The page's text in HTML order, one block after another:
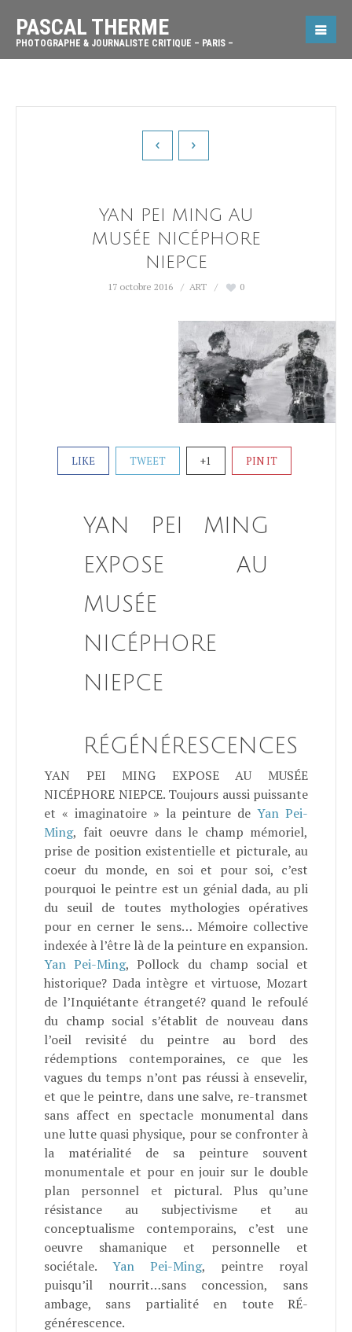
PASCAL THERME
PHOTOGRAPHE & JOURNALISTE CRITIQUE – PARIS –
YAN PEI MING AU
MUSÉE NICÉPHORE
NIEPCE
17 octobre 2016 ART 0
LIKE TWEET +1 PIN IT
YAN PEI MING
EXPOSE AU
MUSÉE
NICÉPHORE
NIEPCE
RÉGÉNÉRESCENCES
YAN PEI MING EXPOSE AU MUSÉE
NICÉPHORE NIEPCE. Toujours aussi puissante
et « imaginatoire » la peinture deYan Pei-
Ming, fait oeuvre dans le champ mémoriel,
prise de position existentielle et picturale, au
coeur du monde, en soi et pour soi, c’est
pourquoi le peintre est un génial dada, au pli
du seuil de toutes mythologies opératives
pour en cerner le sens… Mémoire collective
indexée à l’être là de la peinture en expansion.
Yan Pei-Ming, Pollock du champ social et
historique? Dada intègre et virtuose, Mozart
de l’Inquiétante étrangeté? quand le refoulé
du champ social s’établit de nouveau dans
l’oeil revisité du peintre au bord des
rédemptions contemporaines, ce que les
vagues du temps n’ont pas réussi à ensevelir,
et que le peintre, dans une salve, re-transmet
sans affect en spectacle monumental dans
une lutte quasi physique, pour se confronter à
la matérialité de sa peinture souvent
monumentale et pour en jouir sur le double
plan personnel et pictural. Plus qu’une
résistance au subjectivisme et au
conceptualisme contemporains, c’est une
oeuvre shamanique et personnelle et
sociétale. Yan Pei-Ming, peintre royal
puisqu’il nourrit…sans concession, sans
ambage, sans partialité en toute RÉ-
générescence.